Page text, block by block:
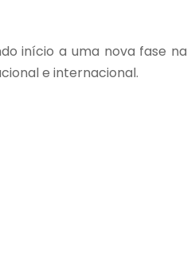
início a uma nova fase na
e internacional.